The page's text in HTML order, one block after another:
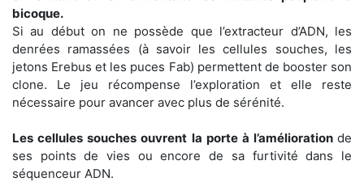
bicoque.
Si au début on ne possède que l’extracteur d’ADN, les
denrées ramassées (à savoir les cellules souches, les
jetons Erebus et les puces Fab) permettent de booster son
clone. Le jeu récompense l’exploration et elle reste
nécessaire pour avancer avec plus de sérénité.
Les cellules souches ouvrent la porte à l’amélioration de
ses points de vies ou encore de sa furtivité dans le
séquenceur ADN.